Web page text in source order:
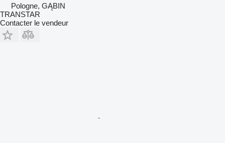
Pologne, GĄBIN
TRANSTAR
Contacter le vendeur